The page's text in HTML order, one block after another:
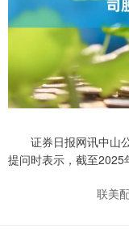
证券日报网讯中山公
提问时表示，截至2025
联美